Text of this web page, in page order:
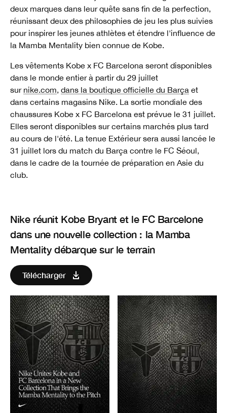
deux marques dans leur quête sans fin de la perfection,
réunissant deux des philosophies de jeu les plus suivies
pour inspirer les jeunes athlètes et étendre l'influence de
la Mamba Mentality bien connue de Kobe.
Les vêtements Kobe x FC Barcelona seront disponibles
dans le monde entier à partir du 29 juillet
sur nike.com dans la boutique officielle du Barça et
dans certains magasins Nike. La sortie mondiale des
chaussures Kobe x FC Barcelona est prévue le 31 juillet.
Elles seront disponibles sur certains marchés plus tard
au cours de l'été. La tenue Extérieur sera aussi lancée le
31 juillet lors du match du Barça contre le FC Séoul,
dans le cadre de la tournée de préparation en Asie du
club.
Nike réunit Kobe Bryant et le FC Barcelone
dans une nouvelle collection : la Mamba
Mentality débarque sur le terrain
Télécharger